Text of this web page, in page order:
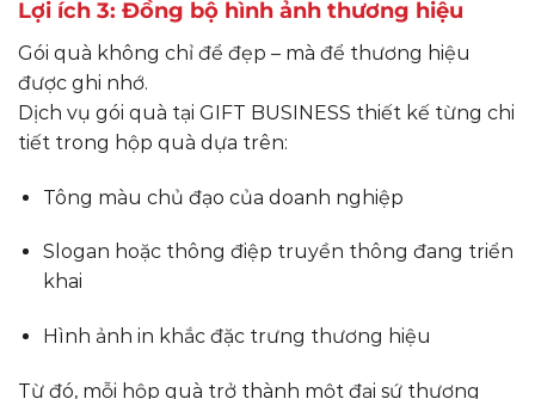
Lợi ích 3: Đồng bộ hình ảnh thương hiệu
Gói quà không chỉ để đẹp – mà để thương hiệu
được ghi nhớ.
Dịch vụ gói quà tại GIFT BUSINESS thiết kế từng chi
tiết trong hộp quà dựa trên:
Tông màu chủ đạo của doanh nghiệp
Slogan hoặc thông điệp truyền thông đang triển
khai
Hình ảnh in khắc đặc trưng thương hiệu
Từ đó, mỗi hộp quà trở thành một đại sứ thương